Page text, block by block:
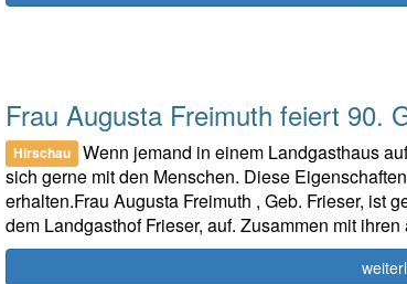
Frau Augusta Freimuth feiert 90.
Hirschau
Wenn jemand in einem Landgasthaus
sich gerne mit den Menschen. Diese
erhalten.Frau Augusta Freimuth , Geb. Frieser, ist
dem Landgasthof Frieser, auf. Zusammen mit